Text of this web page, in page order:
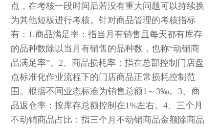
点，在考核一段时间后若没有重大问题可以持续换
为其他短板进行考核。针对商品管理的考核指标
有：1.商品满足率：指当月有销售且每天都有库存
的品种数除以当月有销售的品种数，也称“动销商
品满足率”。2、商品损耗率：指在总部控制门店盘
点标准化作业流程下的门店商品正常损耗控制范
围。根据不同业态标准为销售总额1～3‰。3、商
品返仓率：按库存总额控制在1%左右。4、三个月
不动销商品占比：指三个月不动销商品金额除商品